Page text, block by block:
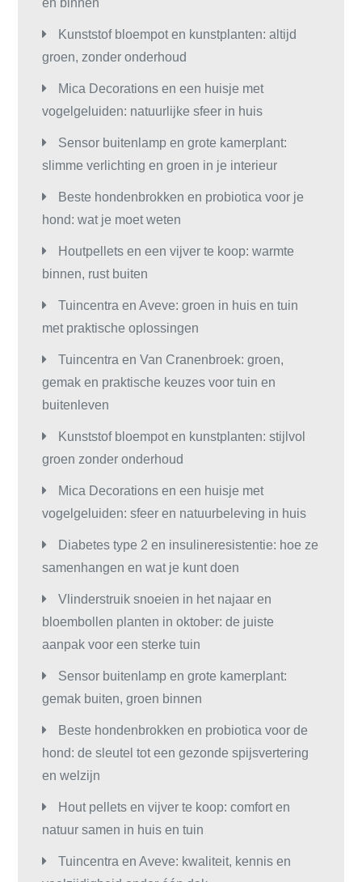
en binnen
Kunststof bloempot en kunstplanten: altijd
groen, zonder onderhoud
Mica Decorations en een huisje met
vogelgeluiden: natuurlijke sfeer in huis
Sensor buitenlamp en grote kamerplant:
slimme verlichting en groen in je interieur
Beste hondenbrokken en probiotica voor je
hond: wat je moet weten
Houtpellets en een vijver te koop: warmte
binnen, rust buiten
Tuincentra en Aveve: groen in huis en tuin
met praktische oplossingen
Tuincentra en Van Cranenbroek: groen,
gemak en praktische keuzes voor tuin en
buitenleven
Kunststof bloempot en kunstplanten: stijlvol
groen zonder onderhoud
Mica Decorations en een huisje met
vogelgeluiden: sfeer en natuurbeleving in huis
Diabetes type 2 en insulineresistentie: hoe ze
samenhangen en wat je kunt doen
Vlinderstruik snoeien in het najaar en
bloembollen planten in oktober: de juiste
aanpak voor een sterke tuin
Sensor buitenlamp en grote kamerplant:
gemak buiten, groen binnen
Beste hondenbrokken en probiotica voor de
hond: de sleutel tot een gezonde spijsvertering
en welzijn
Hout pellets en vijver te koop: comfort en
natuur samen in huis en tuin
Tuincentra en Aveve: kwaliteit, kennis en